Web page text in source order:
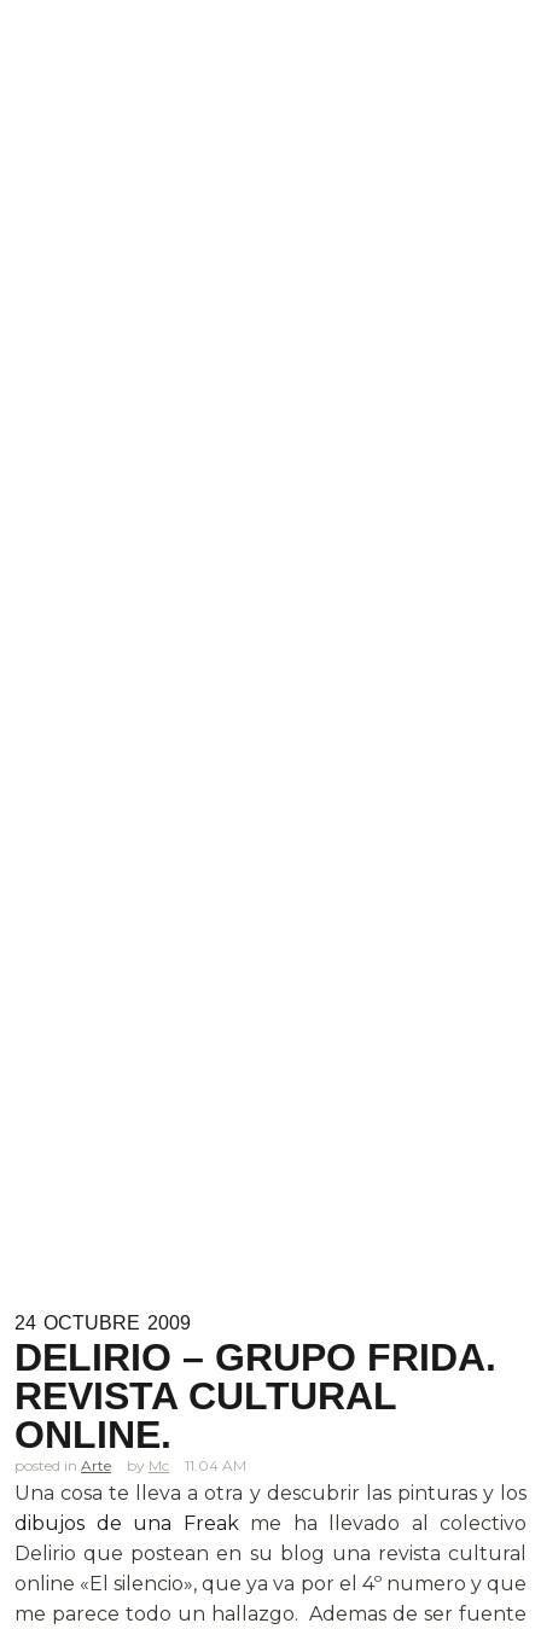
24 OCTUBRE 2009
DELIRIO – GRUPO FRIDA.
REVISTA CULTURAL
ONLINE.
posted in Arte Mc 11.04 AM
Una cosa te lleva a otra y descubrir las pinturas y los
dibujos de una Freak me ha llevado al colectivo
Delirio que postean en su blog una revista cultural
online «El silencio», que ya va por el 4º numero y que
me parece todo un hallazgo. Ademas de ser fuente